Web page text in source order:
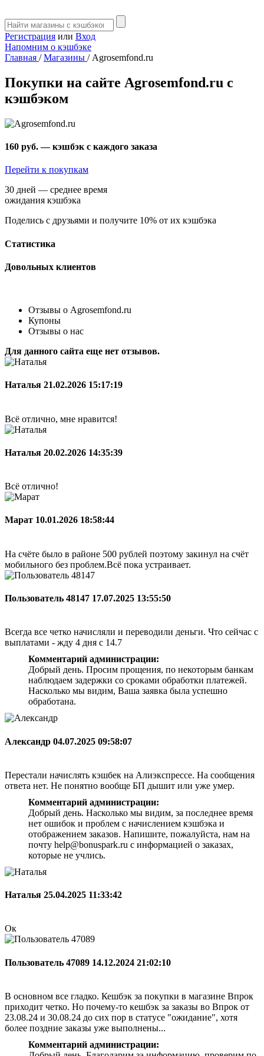
Регистрация или Вход
Напомним о кэшбэке
Главная / Магазины / Agrosemfond.ru
Покупки на сайте Agrosemfond.ru с
кэшбэком
160 руб.— кэшбэк с каждого заказа
Перейти к покупкам
30 дней — среднее время
ожидания кэшбэка
Поделись с друзьями и получите 10% от их кэшбэка
Статистика
Довольных клиентов
Отзывы о Agrosemfond.ru
Купоны
Отзывы о нас
Для данного сайта еще нет отзывов.
Наталья 21.02.2026 15:17:19
Всё отлично, мне нравится!
Наталья 20.02.2026 14:35:39
Всё отлично!
Марат 10.01.2026 18:58:44
На счёте было в районе 500 рублей поэтому закинул на счёт
мобильного без проблем.Всё пока устраивает.
Пользователь 48147 17.07.2025 13:55:50
Всегда все четко начисляли и переводили деньги. Что сейчас с
выплатами - жду 4 дня с 14.7
Комментарий администрации:
Добрый день. Просим прощения, по некоторым банкам
наблюдаем задержки со сроками обработки платежей.
Насколько мы видим, Ваша заявка была успешно
обработана.
Александр 04.07.2025 09:58:07
Перестали начислять кэшбек на Алиэкспрессе. На сообщения
ответа нет. Не понятно вообще БП дышит или уже умер.
Комментарий администрации:
Добрый день. Насколько мы видим, за последнее время
нет ошибок и проблем с начислением кэшбэка и
отображением заказов. Напишите, пожалуйста, нам на
почту help@bonuspark.ru с информацией о заказах,
которые не учлись.
Наталья 25.04.2025 11:33:42
Ок
Пользователь 47089 14.12.2024 21:02:10
В основном все гладко. Кешбэк за покупки в магазине Впрок
приходит четко. Но почему-то кешбэк за заказы во Впрок от
23.08.24 и 30.08.24 до сих пор в статусе "ожидание", хотя
более поздние заказы уже выполнены...
Комментарий администрации: